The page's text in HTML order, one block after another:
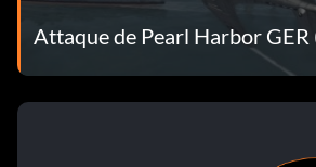
Attaque de Pearl Harbor GER